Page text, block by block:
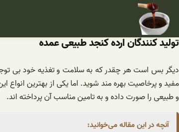
محتوا
تولید کنندگان ارده کنجد طبیعی عمده
دیگر بس است هر چقدر که به سلامت و تغذیه خود بی
مفید و پرخاصیت بهره مند شوید. اما یکی از بهترین
و طبیعی را صورت داده و به تامین مناسب آن پرداخته اند.
آنچه در این مقاله می‌خوانید: